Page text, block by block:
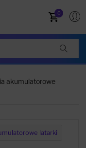
0
akumulatorowe
latarki